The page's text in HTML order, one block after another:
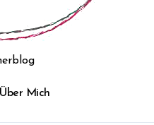
Über Mich